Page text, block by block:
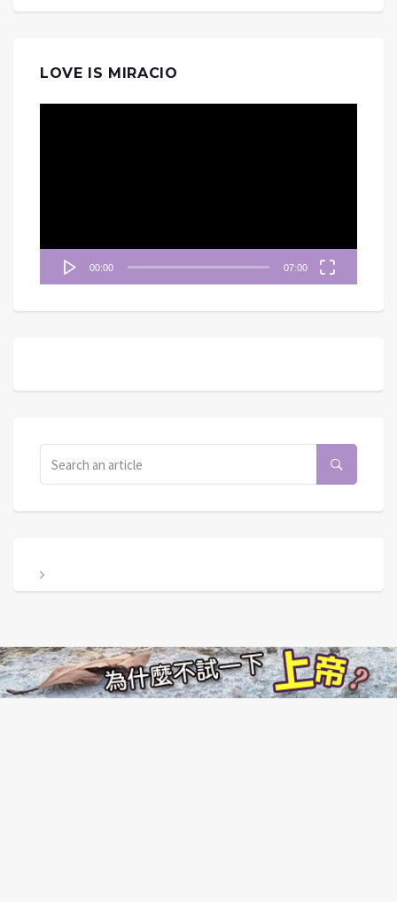
LOVE IS MIRACIO
00:00 07:00